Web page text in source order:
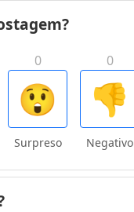
0
😲
Surpreso
0
👎
Negativo